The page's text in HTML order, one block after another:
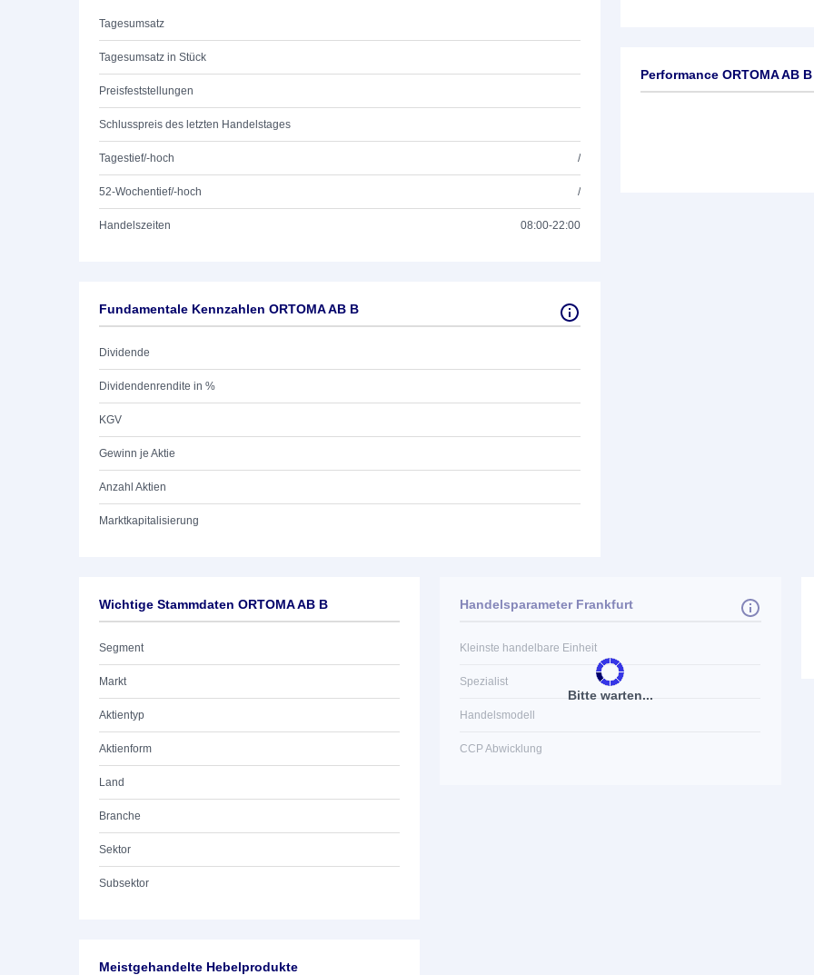
Tagesumsatz
Tagesumsatz in Stück
Preisfeststellungen
Schlusspreis des letzten Handelstages
Tagestief/-hoch /
52-Wochentief/-hoch /
Handelszeiten 08:00-22:00
Fundamentale Kennzahlen ORTOMA AB B
Dividende
Dividendenrendite in %
KGV
Gewinn je Aktie
Anzahl Aktien
Marktkapitalisierung
Performance ORTOMA AB B
Wichtige Stammdaten ORTOMA AB B
Segment
Markt
Aktientyp
Aktienform
Land
Branche
Sektor
Subsektor
Bitte warten...
Handelsparameter Frankfurt
Kleinste handelbare Einheit
Spezialist
Handelsmodell
CCP Abwicklung
Meistgehandelte Hebelprodukte